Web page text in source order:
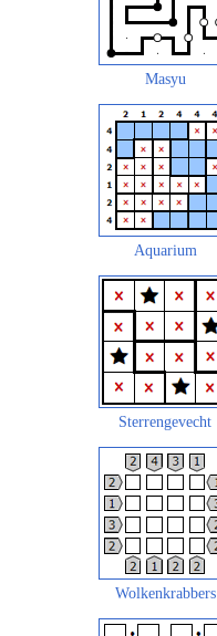
Masyu
Aquarium
Sterrengevecht
Wolkenkrabbers